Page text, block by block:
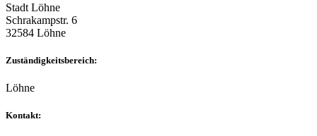
Stadt Löhne
Schrakampstr. 6
32584 Löhne
Zuständigkeitsbereich:
Löhne
Kontakt: